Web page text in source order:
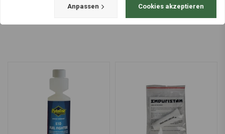
Anpassen Cookies akzeptieren